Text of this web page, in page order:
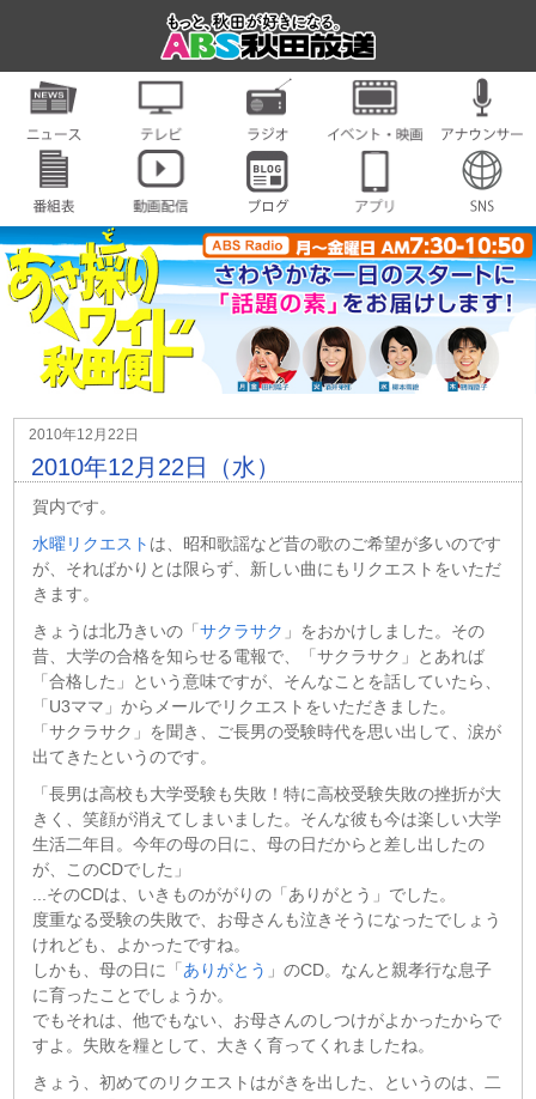
2010年12月22日
2010年12月22日（水）
賀内です。
水曜リクエスト は、昭和歌謡など昔の歌のご希望が多いのです
が、そればかりとは限らず、新しい曲にもリクエストをいただ
きます。
きょうは北乃きいの「サクラサク 」をおかけしました。その
昔、大学の合格を知らせる電報で、「サクラサク」とあれば
「合格した」という意味ですが、そんなことを話していたら、
「U3ママ」からメールでリクエストをいただきました。
「サクラサク」を聞き、ご長男の受験時代を思い出して、涙が
出てきたというのです。
「長男は高校も大学受験も失敗！特に高校受験失敗の挫折が大
きく、笑顔が消えてしまいました。そんな彼も今は楽しい大学
生活二年目。今年の母の日に、母の日だからと差し出したの
が、このCDでした」
...そのCDは、いきものががりの「ありがとう」でした。
度重なる受験の失敗で、お母さんも泣きそうになったでしょう
けれども、よかったですね。
しかも、母の日に「 ありがとう 」のCD。なんと親孝行な息子
に育ったことでしょうか。
でもそれは、他でもない、お母さんのしつけがよかったからで
すよ。失敗を糧として、大きく育ってくれましたね。
きょう、初めてのリクエストはがきを出した、というのは、二